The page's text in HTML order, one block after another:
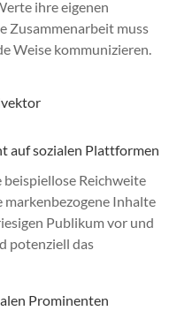
ihre eigenen
Zusammenarbeit muss
Weise kommunizieren.
auf sozialen Plattformen
Reichweite
Inhalte
Publikum vor und
potenziell das
Prominenten